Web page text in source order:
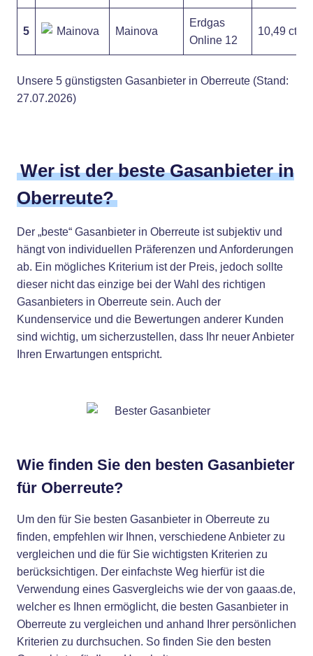
5 Mainova
Erdgas
Online 12
10,49 ct
Unsere 5 günstigsten Gasanbieter in Oberreute (Stand:
27.07.2026)
Wer ist der beste Gasanbieter in
Oberreute?
Der „beste“ Gasanbieter in Oberreute ist subjektiv und
hängt von individuellen Präferenzen und Anforderungen
ab. Ein mögliches Kriterium ist der Preis, jedoch sollte
dieser nicht das einzige bei der Wahl des richtigen
Gasanbieters in Oberreute sein. Auch der
Kundenservice und die Bewertungen anderer Kunden
sind wichtig, um sicherzustellen, dass Ihr neuer Anbieter
Ihren Erwartungen entspricht.
Wie finden Sie den besten Gasanbieter
für Oberreute?
Um den für Sie besten Gasanbieter in Oberreute zu
finden, empfehlen wir Ihnen, verschiedene Anbieter zu
vergleichen und die für Sie wichtigsten Kriterien zu
berücksichtigen. Der einfachste Weg hierfür ist die
Verwendung eines Gasvergleichs wie der von gaaas.de,
welcher es Ihnen ermöglicht, die besten Gasanbieter in
Oberreute zu vergleichen und anhand Ihrer persönlichen
Kriterien zu durchsuchen. So finden Sie den besten